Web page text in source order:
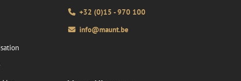
+32 (0)15 - 970 100
info@maunt.be